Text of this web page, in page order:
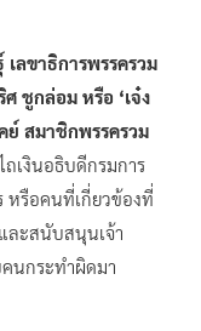
ลขาธิการพรรครวม
ชูกล่อม หรือ ‘เจ๋ง
สมาชิกพรรครวม
เงินอธิบดีกรมการ
หรือคนที่เกี่ยวข้องที่
ละสนับสนุนเจ้า
นกระทำผิดมา